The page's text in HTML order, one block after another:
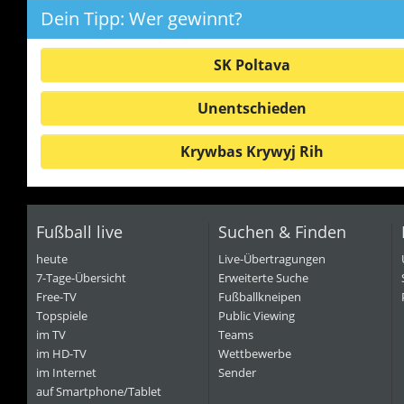
Dein Tipp: Wer gewinnt?
SK Poltava
Unentschieden
Krywbas Krywyj Rih
Fußball live
heute
7-Tage-Übersicht
Free-TV
Topspiele
im TV
im HD-TV
im Internet
auf Smartphone/Tablet
Suchen & Finden
Live-Übertragungen
Erweiterte Suche
Fußballkneipen
Public Viewing
Teams
Wettbewerbe
Sender